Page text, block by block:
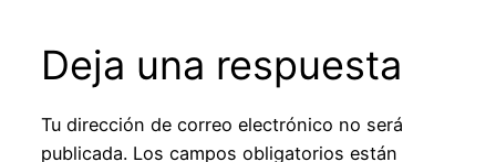
Deja una respuesta
Tu dirección de correo electrónico no será
publicada. Los campos obligatorios están